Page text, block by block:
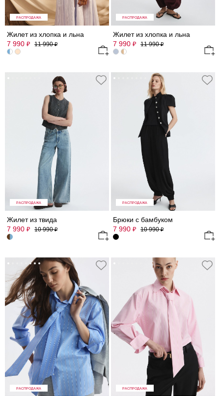
РАСПРОДАЖА
Жилет из хлопка и льна
7 990 ₽ 11 990₽
РАСПРОДАЖА
Жилет из хлопка и льна
7 990 ₽ 11 990₽
РАСПРОДАЖА
Жилет из твида
7 990 ₽ 10 990₽
РАСПРОДАЖА
Брюки с бамбуком
7 990 ₽ 10 990₽
РАСПРОДАЖА РАСПРОДАЖА